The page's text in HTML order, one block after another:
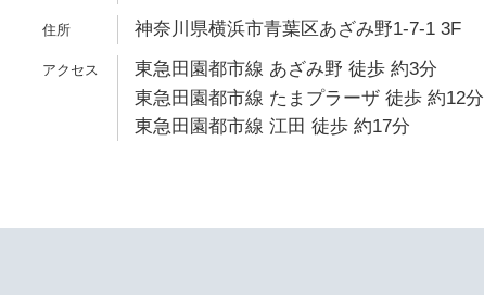
神奈川県横浜市青葉区あざみ野1-7-1 3F
東急田園都市線 あざみ野 徒歩 約3分
東急田園都市線 たまプラーザ 徒歩 約12分
東急田園都市線 江田 徒歩 約17分